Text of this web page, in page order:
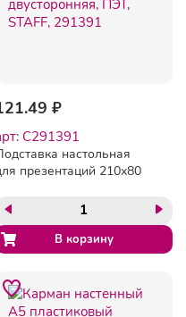
₽
C291391
настольная
презентаций 210х80
ПЭТ, STAFF, 291391